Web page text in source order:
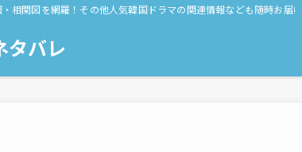
相関図を網羅！その他人気韓国ドラマの関連情報なども随時お届け
タバレ